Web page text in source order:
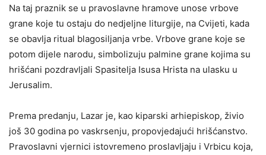
Na taj praznik se u pravoslavne hramove unose vrbove
grane koje tu ostaju do nedjeljne liturgije, na Cvijeti, kada
se obavlja ritual blagosiljanja vrbe. Vrbove grane koje se
potom dijele narodu, simbolizuju palmine grane kojima su
hrišćani pozdravljali Spasitelja Isusa Hrista na ulasku u
Jerusalim.
Prema predanju, Lazar je, kao kiparski arhiepiskop, živio
još 30 godina po vaskrsenju, propovjedajući hrišćanstvo.
Pravoslavni vjernici istovremeno proslavljaju i Vrbicu koja,